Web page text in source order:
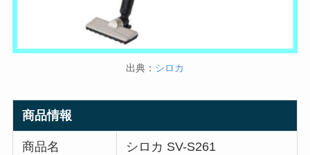
出典： シロカ
商品情報
商品名 シロカ SV-S261